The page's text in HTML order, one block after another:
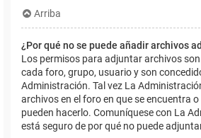
Arriba
¿Por qué no se puede añadir archivos
Los permisos para adjuntar archivos
cada foro, grupo, usuario y son
Administración. Tal vez La
archivos en el foro en que se encuentra
pueden hacerlo. Comuníquese con La
está seguro de por qué no puede